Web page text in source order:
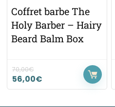
Coffret barbe The
Holy Barber – Hairy
Beard Balm Box
70,00€
56,00€